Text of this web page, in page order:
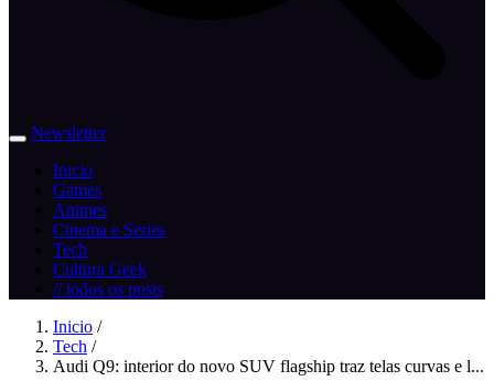
Newsletter
Inicio
Games
Animes
Cinema e Series
Tech
Cultura Geek
// todos os posts
Inicio /
Tech /
Audi Q9: interior do novo SUV flagship traz telas curvas e l...